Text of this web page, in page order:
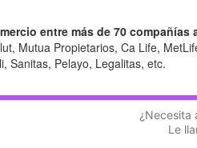
entre más de 70 compañías
Mutua Propietarios, Ca Life,
Sanitas, Pelayo, Legalitas, etc.
¿Necesita
Le